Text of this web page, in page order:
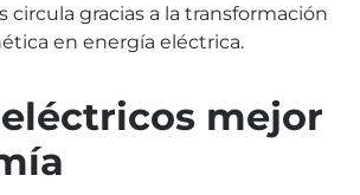
circula gracias a la transformación
en energía eléctrica.
mejor